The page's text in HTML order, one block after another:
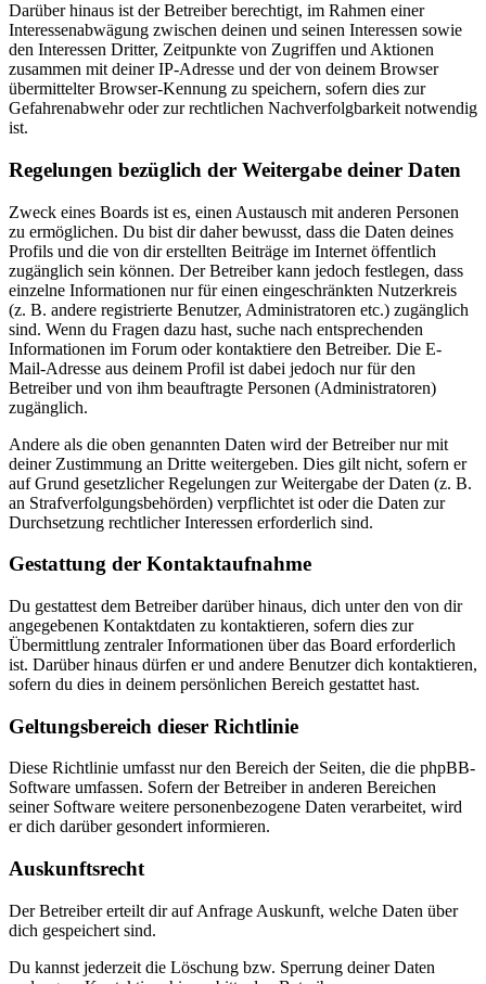
Darüber hinaus ist der Betreiber berechtigt, im Rahmen einer
Interessenabwägung zwischen deinen und seinen Interessen sowie
den Interessen Dritter, Zeitpunkte von Zugriffen und Aktionen
zusammen mit deiner IP-Adresse und der von deinem Browser
übermittelter Browser-Kennung zu speichern, sofern dies zur
Gefahrenabwehr oder zur rechtlichen Nachverfolgbarkeit notwendig
ist.
Regelungen bezüglich der Weitergabe deiner Daten
Zweck eines Boards ist es, einen Austausch mit anderen Personen
zu ermöglichen. Du bist dir daher bewusst, dass die Daten deines
Profils und die von dir erstellten Beiträge im Internet öffentlich
zugänglich sein können. Der Betreiber kann jedoch festlegen, dass
einzelne Informationen nur für einen eingeschränkten Nutzerkreis
(z. B. andere registrierte Benutzer, Administratoren etc.) zugänglich
sind. Wenn du Fragen dazu hast, suche nach entsprechenden
Informationen im Forum oder kontaktiere den Betreiber. Die E-
Mail-Adresse aus deinem Profil ist dabei jedoch nur für den
Betreiber und von ihm beauftragte Personen (Administratoren)
zugänglich.
Andere als die oben genannten Daten wird der Betreiber nur mit
deiner Zustimmung an Dritte weitergeben. Dies gilt nicht, sofern er
auf Grund gesetzlicher Regelungen zur Weitergabe der Daten (z. B.
an Strafverfolgungsbehörden) verpflichtet ist oder die Daten zur
Durchsetzung rechtlicher Interessen erforderlich sind.
Gestattung der Kontaktaufnahme
Du gestattest dem Betreiber darüber hinaus, dich unter den von dir
angegebenen Kontaktdaten zu kontaktieren, sofern dies zur
Übermittlung zentraler Informationen über das Board erforderlich
ist. Darüber hinaus dürfen er und andere Benutzer dich kontaktieren,
sofern du dies in deinem persönlichen Bereich gestattet hast.
Geltungsbereich dieser Richtlinie
Diese Richtlinie umfasst nur den Bereich der Seiten, die die phpBB-
Software umfassen. Sofern der Betreiber in anderen Bereichen
seiner Software weitere personenbezogene Daten verarbeitet, wird
er dich darüber gesondert informieren.
Auskunftsrecht
Der Betreiber erteilt dir auf Anfrage Auskunft, welche Daten über
dich gespeichert sind.
Du kannst jederzeit die Löschung bzw. Sperrung deiner Daten